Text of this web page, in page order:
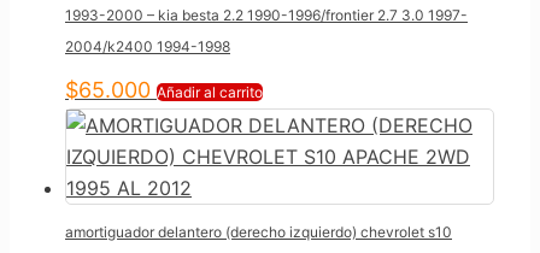
1993-2000 – kia besta 2.2 1990-1996/frontier 2.7 3.0 1997-
2004/k2400 1994-1998
$65.000 Añadir al carrito
amortiguador delantero (derecho izquierdo) chevrolet s10